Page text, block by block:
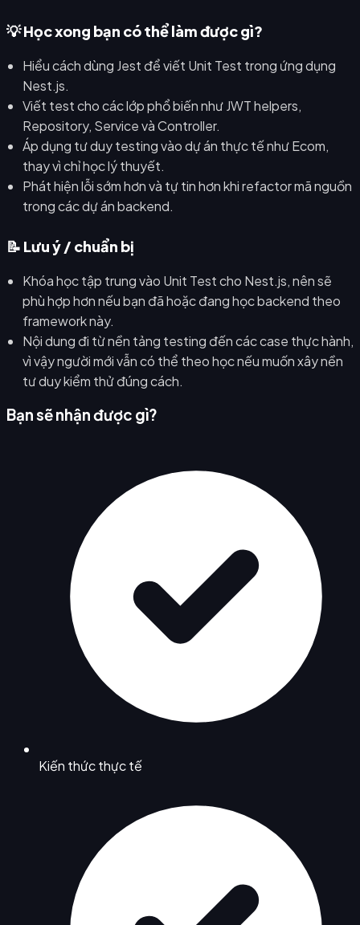
💡 Học xong bạn có thể làm được gì?
Hiểu cách dùng Jest để viết Unit Test trong ứng dụng
Nest.js.
Viết test cho các lớp phổ biến như JWT helpers,
Repository, Service và Controller.
Áp dụng tư duy testing vào dự án thực tế như Ecom,
thay vì chỉ học lý thuyết.
Phát hiện lỗi sớm hơn và tự tin hơn khi refactor mã nguồn
trong các dự án backend.
📝 Lưu ý / chuẩn bị
Khóa học tập trung vào Unit Test cho Nest.js, nên sẽ
phù hợp hơn nếu bạn đã hoặc đang học backend theo
framework này.
Nội dung đi từ nền tảng testing đến các case thực hành,
vì vậy người mới vẫn có thể theo học nếu muốn xây nền
tư duy kiểm thử đúng cách.
Bạn sẽ nhận được gì?
Kiến thức thực tế